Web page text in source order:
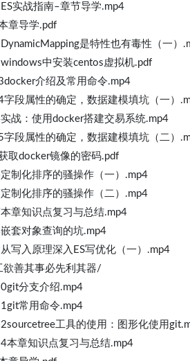
实战指南–章节导学.mp4
章导学.pdf
是特性也有毒性（一）
中安装centos虚拟机.pdf
介绍及常用命令.mp4
段属性的确定，数据建模填坑（一）
：使用docker搭建交易系统.mp4
段属性的确定，数据建模填坑（二）
docker镜像的密码.pdf
化排序的骚操作（一）.mp4
化排序的骚操作（二）.mp4
章知识点复习与总结.mp4
套对象查询的坑.mp4
入原理深入ES写优化（一）.mp4
善其事必先利其器/
分支介绍.mp4
常用命令.mp4
工具的使用：图形化使用
章知识点复习与总结.mp4